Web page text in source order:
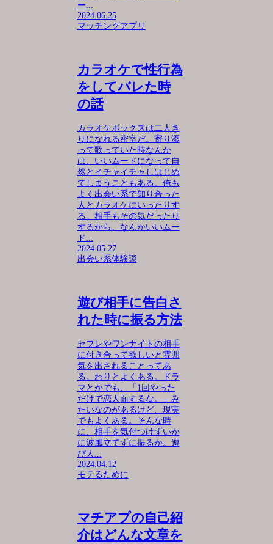
ー...
2024.06.25
マッチングアプリ
カラオケで性行為
をしてバレた時
の話
カラオケボックスは二人き
りになれる密室だ。寄り添
って歌っていた時なんか
は、いいムードになって自
然とイチャイチャしはじめ
てしまうこともある。俺も
よく出会い系で知り合った
人とカラオケにいったりす
る。相手もその気だったり
するから、なんかいいムー
ド...
2024.05.27
出会い系体験談
遊び相手に告白さ
れた時に振る方法
セフレやワンナイトの相手
に付き合って欲しいと雰囲
気を出されることってあ
る。わりとよくある。ドラ
マとかでも、「1回やった
だけで恋人面するな。」み
たいなのがあるけど、現実
でもよくある。そんな時
に、相手を気付つけずいか
に波風立てずに振るか。遊
び人...
2024.04.12
モテるために
マチアプの自己紹
介はどんな文章を